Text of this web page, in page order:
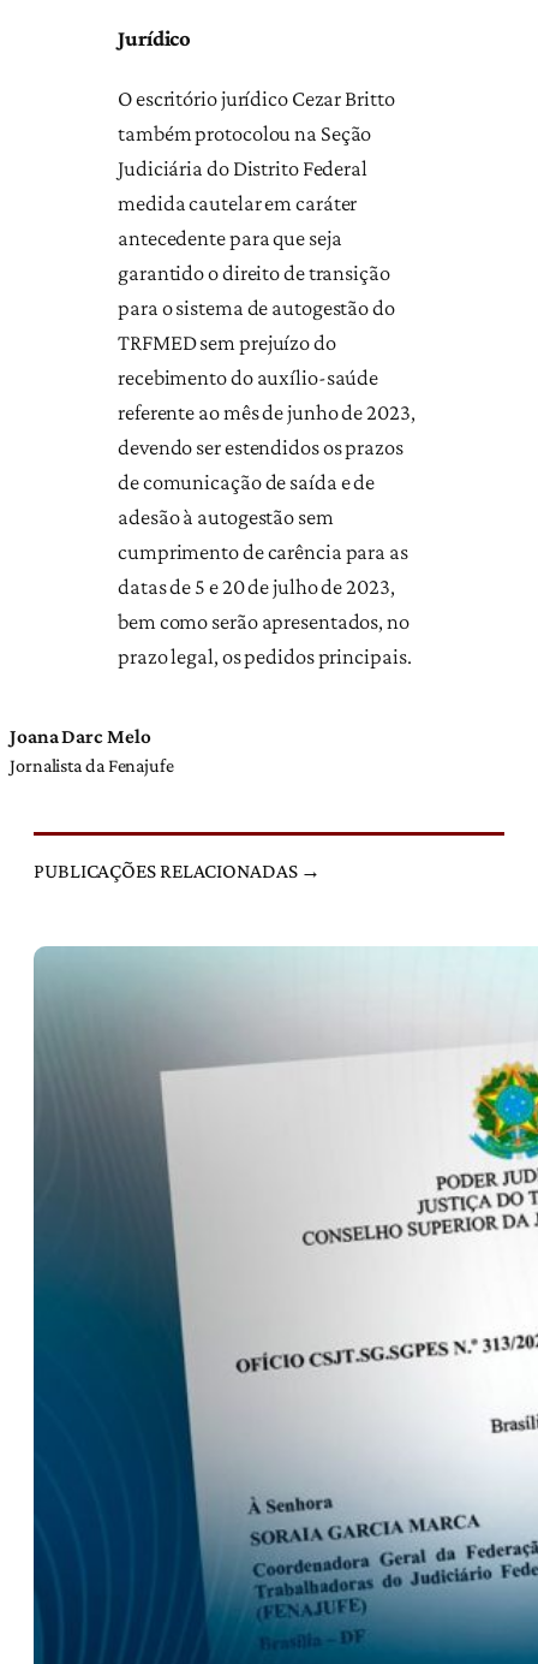
Jurídico
O escritório jurídico Cezar Britto
também protocolou na Seção
Judiciária do Distrito Federal
medida cautelar em caráter
antecedente para que seja
garantido o direito de transição
para o sistema de autogestão do
TRFMED sem prejuízo do
recebimento do auxílio-saúde
referente ao mês de junho de 2023,
devendo ser estendidos os prazos
de comunicação de saída e de
adesão à autogestão sem
cumprimento de carência para as
datas de 5 e 20 de julho de 2023,
bem como serão apresentados, no
prazo legal, os pedidos principais.
Joana Darc Melo
Jornalista da Fenajufe
PUBLICAÇÕES RELACIONADAS →